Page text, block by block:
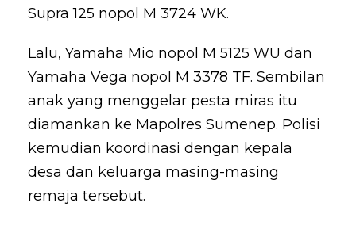
Supra 125 nopol M 3724 WK.
Lalu, Yamaha Mio nopol M 5125 WU dan
Yamaha Vega nopol M 3378 TF. Sembilan
anak yang menggelar pesta miras itu
diamankan ke Mapolres Sumenep. Polisi
kemudian koordinasi dengan kepala
desa dan keluarga masing-masing
remaja tersebut.